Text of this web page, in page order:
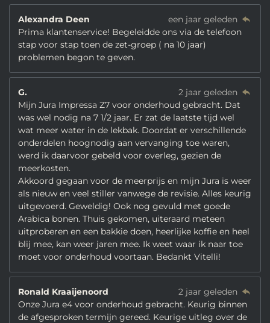
Alexandra Deen
een jaar geleden
Prima klantenservice! Begeleidde ons via de telefoon
stap voor stap toen de zet-groep ( na 10 jaar)
problemen begon te geven.
G.
2 jaar geleden
Mijn Jura Impressa Z7 voor onderhoud gebracht. Dat
was wel nodig na 7 1/2 jaar. Er zat de laatste tijd wel
wat meer water in de lekbak. Doordat er verschillende
onderdelen hoognodig aan vervanging toe waren,
werd ik daarvoor gebeld voor overleg, gezien de
meerkosten.
Akkoord gegaan voor de meerprijs en mijn Jura is weer
als nieuw en veel stiller vanwege de revisie. Alles keurig
uitgevoerd. Geweldig! Ook nog gevuld met goede
Arabica bonen. Thuis gekomen, uiteraard meteen
uitproberen en een bakkie doen, heerlijke koffie en heel
blij mee, kan weer jaren mee. Ik weet waar ik naar toe
moet voor onderhoud voortaan. Bedankt Vitelli!
Ronald Kraaijenoord
2 jaar geleden
Onze Jura e4 voor onderhoud gebracht. Keurig binnen
de afgesproken termijn gereed. Keurige uitleg over de